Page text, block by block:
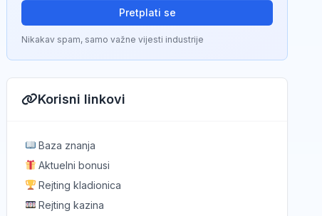
Pretplati se
Nikakav spam, samo važne vijesti industrije
Korisni linkovi
Baza znanja
Aktuelni bonusi
Rejting kladionica
Rejting kazina